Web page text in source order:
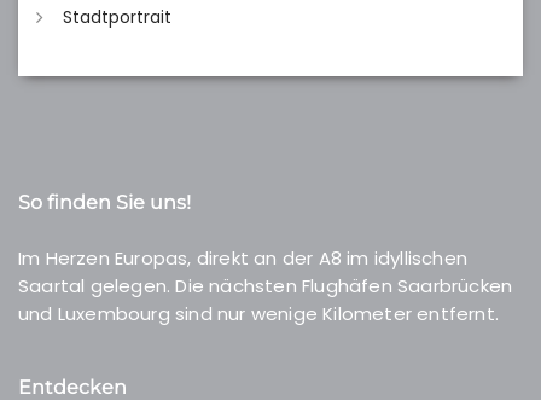
Stadtportrait
So finden Sie uns!
Im Herzen Europas, direkt an der A8 im idyllischen
Saartal gelegen. Die nächsten Flughäfen Saarbrücken
und Luxembourg sind nur wenige Kilometer entfernt.
Entdecken